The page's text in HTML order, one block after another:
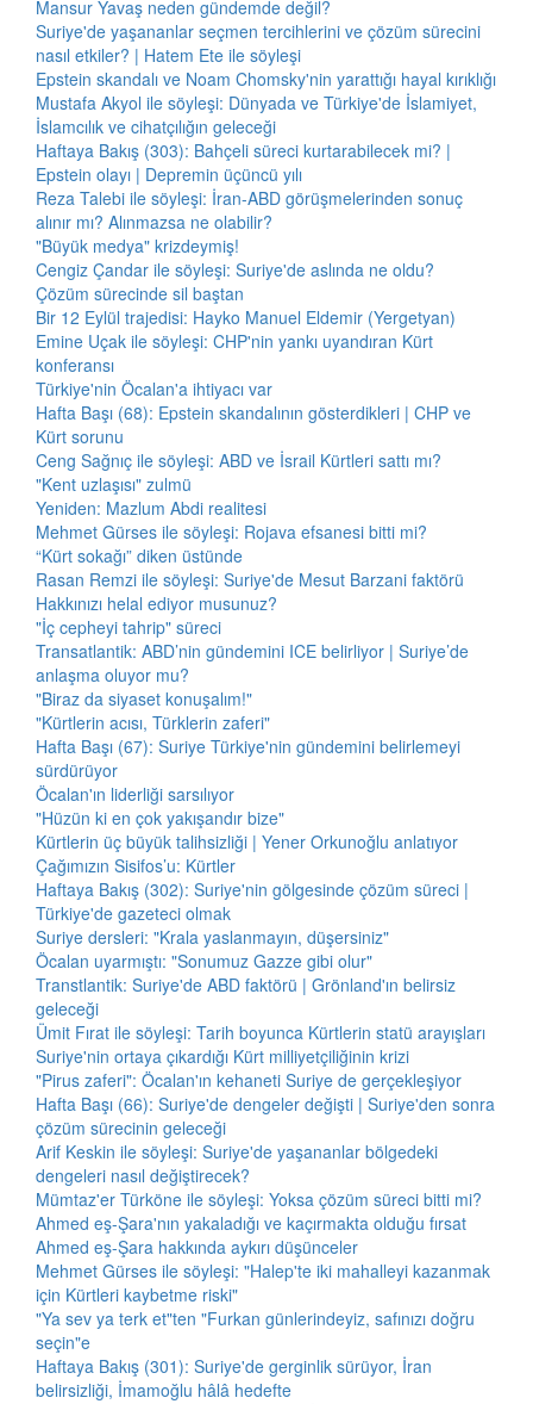
Mansur Yavaş neden gündemde değil?
Suriye'de yaşananlar seçmen tercihlerini ve çözüm sürecini
nasıl etkiler? | Hatem Ete ile söyleşi
Epstein skandalı ve Noam Chomsky'nin yarattığı hayal kırıklığı
Mustafa Akyol ile söyleşi: Dünyada ve Türkiye'de İslamiyet,
İslamcılık ve cihatçılığın geleceği
Haftaya Bakış (303): Bahçeli süreci kurtarabilecek mi? |
Epstein olayı | Depremin üçüncü yılı
Reza Talebi ile söyleşi: İran-ABD görüşmelerinden sonuç
alınır mı? Alınmazsa ne olabilir?
"Büyük medya" krizdeymiş!
Cengiz Çandar ile söyleşi: Suriye'de aslında ne oldu?
Çözüm sürecinde sil baştan
Bir 12 Eylül trajedisi: Hayko Manuel Eldemir (Yergetyan)
Emine Uçak ile söyleşi: CHP'nin yankı uyandıran Kürt
konferansı
Türkiye'nin Öcalan'a ihtiyacı var
Hafta Başı (68): Epstein skandalının gösterdikleri | CHP ve
Kürt sorunu
Ceng Sağnıç ile söyleşi: ABD ve İsrail Kürtleri sattı mı?
"Kent uzlaşısı" zulmü
Yeniden: Mazlum Abdi realitesi
Mehmet Gürses ile söyleşi: Rojava efsanesi bitti mi?
“Kürt sokağı” diken üstünde
Rasan Remzi ile söyleşi: Suriye'de Mesut Barzani faktörü
Hakkınızı helal ediyor musunuz?
"İç cepheyi tahrip" süreci
Transatlantik: ABD’nin gündemini ICE belirliyor | Suriye’de
anlaşma oluyor mu?
"Biraz da siyaset konuşalım!"
"Kürtlerin acısı, Türklerin zaferi"
Hafta Başı (67): Suriye Türkiye'nin gündemini belirlemeyi
sürdürüyor
Öcalan'ın liderliği sarsılıyor
"Hüzün ki en çok yakışandır bize"
Kürtlerin üç büyük talihsizliği | Yener Orkunoğlu anlatıyor
Çağımızın Sisifos’u: Kürtler
Haftaya Bakış (302): Suriye'nin gölgesinde çözüm süreci |
Türkiye'de gazeteci olmak
Suriye dersleri: "Krala yaslanmayın, düşersiniz"
Öcalan uyarmıştı: "Sonumuz Gazze gibi olur"
Transtlantik: Suriye'de ABD faktörü | Grönland'ın belirsiz
geleceği
Ümit Fırat ile söyleşi: Tarih boyunca Kürtlerin statü arayışları
Suriye'nin ortaya çıkardığı Kürt milliyetçiliğinin krizi
"Pirus zaferi": Öcalan'ın kehaneti Suriye de gerçekleşiyor
Hafta Başı (66): Suriye'de dengeler değişti | Suriye'den sonra
çözüm sürecinin geleceği
Arif Keskin ile söyleşi: Suriye'de yaşananlar bölgedeki
dengeleri nasıl değiştirecek?
Mümtaz'er Türköne ile söyleşi: Yoksa çözüm süreci bitti mi?
Ahmed eş-Şara'nın yakaladığı ve kaçırmakta olduğu fırsat
Ahmed eş-Şara hakkında aykırı düşünceler
Mehmet Gürses ile söyleşi: "Halep'te iki mahalleyi kazanmak
için Kürtleri kaybetme riski"
"Ya sev ya terk et"ten "Furkan günlerindeyiz, safınızı doğru
seçin"e
Haftaya Bakış (301): Suriye'de gerginlik sürüyor, İran
belirsizliği, İmamoğlu hâlâ hedefte